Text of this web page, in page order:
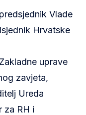
Vlade
Hrvatske
uprave
zavjeta,
Ureda
za RH i